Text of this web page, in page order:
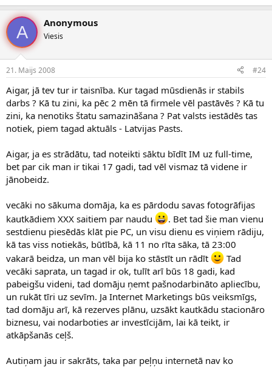
A Anonymous
Viesis
21. Maijs 2008 #24
Aigar, jā tev tur ir taisnība. Kur tagad mūsdienās ir stabils
darbs ? Kā tu zini, ka pēc 2 mēn tā firmele vēl pastāvēs ? Kā tu
zini, ka nenotiks štatu samazināšana ? Pat valsts iestādēs tas
notiek, piem tagad aktuāls - Latvijas Pasts.
Aigar, ja es strādātu, tad noteikti sāktu bīdīt IM uz full-time,
bet par cik man ir tikai 17 gadi, tad vēl vismaz tā videne ir
jānobeidz.
vecāki no sākuma domāja, ka es pārdodu savas fotogrāfijas
kautkādiem XXX saitiem par naudu
. Bet tad šie man vienu
sestdienu piesēdās klāt pie PC, un visu dienu es viņiem rādiju,
kā tas viss notiekās, būtībā, kā 11 no rīta sāka, tā 23:00
vakarā beidza, un man vēl bija ko stāstīt un rādīt
Tad
vecāki saprata, un tagad ir ok, tulīt arī būs 18 gadi, kad
pabeigšu videni, tad domāju ņemt pašnodarbināto apliecību,
un rukāt tīri uz sevīm. Ja Internet Marketings būs veiksmīgs,
tad domāju arī, kā rezerves plānu, uzsākt kautkādu stacionāro
biznesu, vai nodarboties ar investīcijām, lai kā teikt, ir
atkāpšanās ceļš.
Autiņam jau ir sakrāts, taka par peļņu internetā nav ko